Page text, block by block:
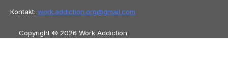
Kontakt: work.addiction.org@gmail.com
Copyright © 2026 Work Addiction